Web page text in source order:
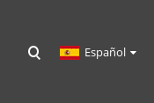
Español